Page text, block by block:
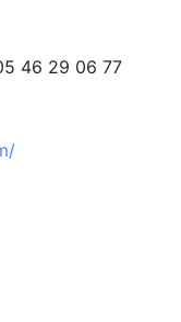
46 29 06 77